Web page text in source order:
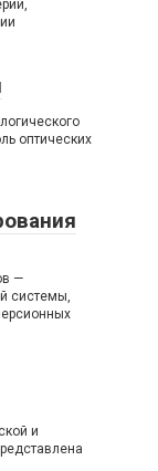
оптических
—
системы,
и